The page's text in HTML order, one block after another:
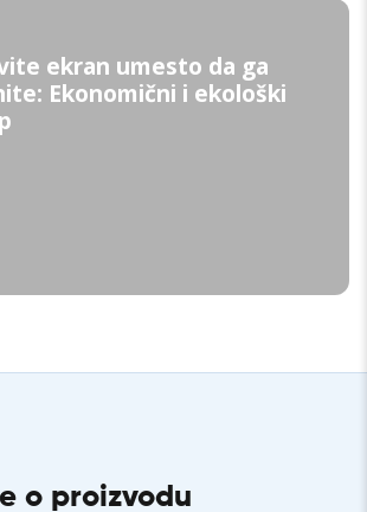
ekran umesto da ga
Ekonomični i ekološki
o proizvodu